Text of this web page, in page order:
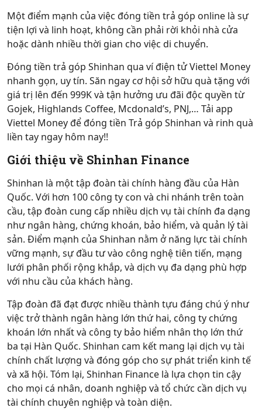
Một điểm mạnh của việc đóng tiền trả góp online là sự
tiện lợi và linh hoạt, không cần phải rời khỏi nhà cửa
hoặc dành nhiều thời gian cho việc di chuyển.
Đóng tiền trả góp Shinhan qua ví điện tử Viettel Money
nhanh gọn, uy tín. Săn ngay cơ hội sở hữu quà tặng với
giá trị lên đến 999K và tận hưởng ưu đãi độc quyền từ
Gojek, Highlands Coffee, Mcdonald’s, PNJ,… Tải app
Viettel Money để đóng tiền Trả góp Shinhan và rinh quà
liền tay ngay hôm nay!!
Giới thiệu về Shinhan Finance
Shinhan là một tập đoàn tài chính hàng đầu của Hàn
Quốc. Với hơn 100 công ty con và chi nhánh trên toàn
cầu, tập đoàn cung cấp nhiều dịch vụ tài chính đa dạng
như ngân hàng, chứng khoán, bảo hiểm, và quản lý tài
sản. Điểm mạnh của Shinhan nằm ở năng lực tài chính
vững mạnh, sự đầu tư vào công nghệ tiên tiến, mạng
lưới phân phối rộng khắp, và dịch vụ đa dạng phù hợp
với nhu cầu của khách hàng.
Tập đoàn đã đạt được nhiều thành tựu đáng chú ý như
việc trở thành ngân hàng lớn thứ hai, công ty chứng
khoán lớn nhất và công ty bảo hiểm nhân thọ lớn thứ
ba tại Hàn Quốc. Shinhan cam kết mang lại dịch vụ tài
chính chất lượng và đóng góp cho sự phát triển kinh tế
và xã hội. Tóm lại, Shinhan Finance là lựa chọn tin cậy
cho mọi cá nhân, doanh nghiệp và tổ chức cần dịch vụ
tài chính chuyên nghiệp và toàn diện.